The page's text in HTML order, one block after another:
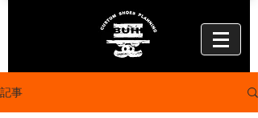
記事